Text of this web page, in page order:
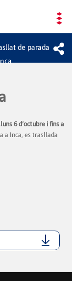
de parada
6 d’octubre i fins a
a Inca, es trasllada